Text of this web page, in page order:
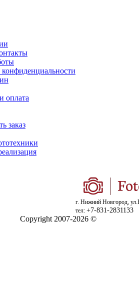
оплата
заказ
г. Нижний Новгород,
тел: +7-831-2831133
Copyright 2007-2026 ©